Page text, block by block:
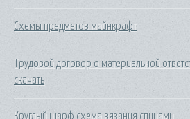
Схемы предметов майнкрафт
Трудовой договор о материальной
скачать
Круглый шарф схема вязания спицами